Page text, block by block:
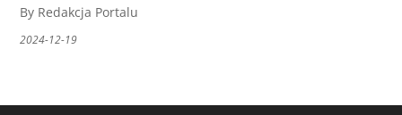
By Redakcja Portalu
2024-12-19